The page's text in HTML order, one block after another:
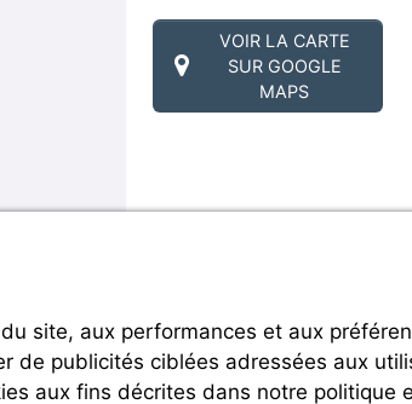
VOIR LA CARTE
SUR GOOGLE
MAPS
site, aux performances et aux
de publicités ciblées adressées aux
aux fins décrites dans notre politique